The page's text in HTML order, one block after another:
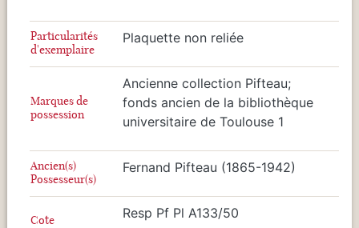
Particularités
d'exemplaire
Plaquette non reliée
Marques de
possession
Ancienne collection Pifteau;
fonds ancien de la bibliothèque
universitaire de Toulouse 1
Ancien(s)
Possesseur(s)
Fernand Pifteau (1865-1942)
Cote Resp Pf Pl A133/50